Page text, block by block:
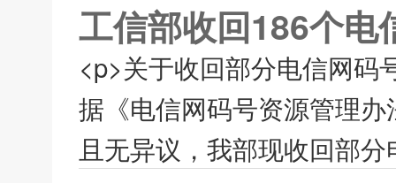
工信部收回186个电
<p>关于收回部分电信网码
据《电信网码号资源管理
且无异议，我部现收回部